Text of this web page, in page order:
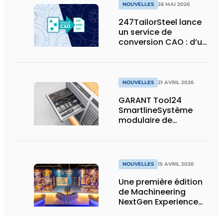
NOUVELLES 26 MAI 2026
247TailorSteel lance
un service de
conversion CAO : d’un
NOUVELLES 21 AVRIL 2026
GARANT Tool24
SmartlineSystème
modulaire de
capacité de stockage
sur un minimum de
surface
NOUVELLES 15 AVRIL 2026
Une première édition
de Machineering
NextGen Experience